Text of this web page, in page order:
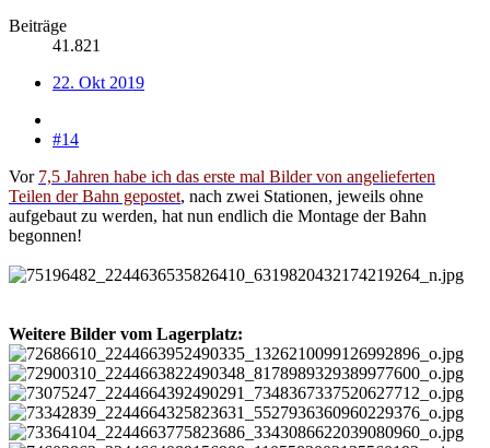
Beiträge
41.821
22. Okt 2019
#14
Vor 7,5 Jahren habe ich das erste mal Bilder von angelieferten
Teilen der Bahn gepostet, nach zwei Stationen, jeweils ohne
aufgebaut zu werden, hat nun endlich die Montage der Bahn
begonnen!
Weitere Bilder vom Lagerplatz: